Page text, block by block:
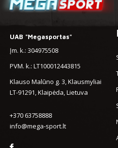
UAB "Megasportas"
Įm. k.: 304975508
PVM. k.: LT100012443815
Klauso Malūno g. 3, Klausmyliai
LT-91291, Klaipėda, Lietuva
+370 63758888
info@mega-sport.lt